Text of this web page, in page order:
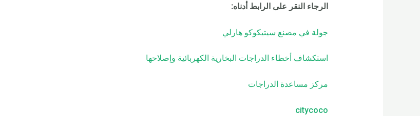
الرجاء النقر على الرابط أدناه:
جولة في مصنع سيتيكوكو هارلي
استكشاف أخطاء الدراجات البخارية الكهربائية وإصلاحها
مركز مساعدة الدراجات
citycoco